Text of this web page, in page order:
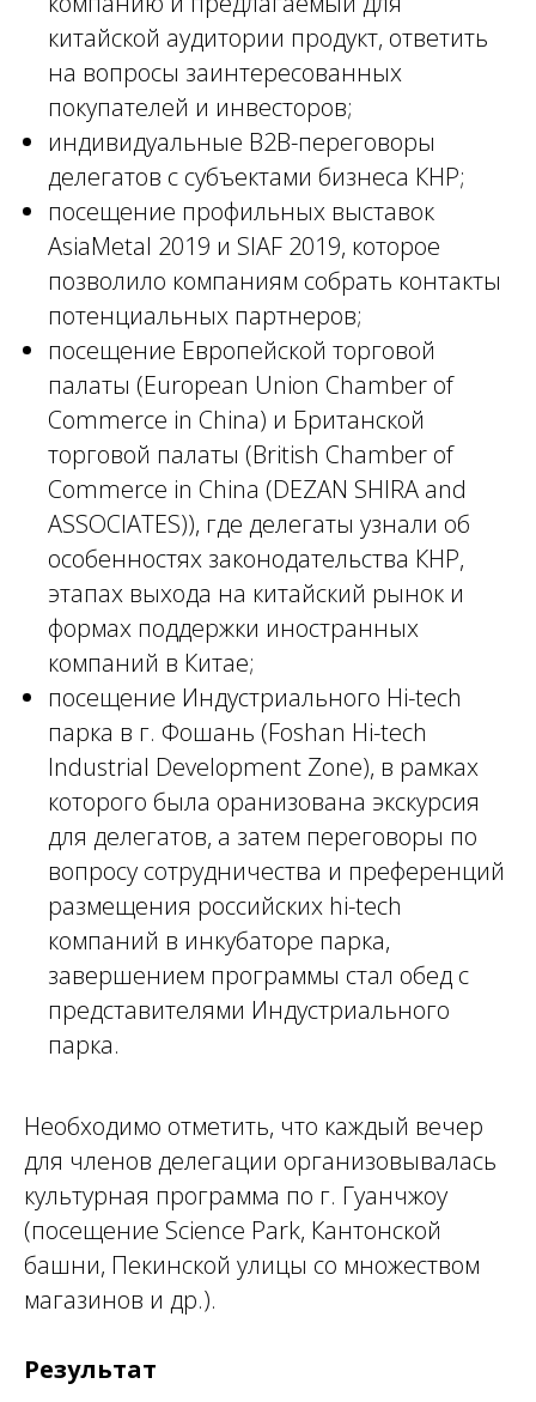
китайской аудитории продукт, ответить
на вопросы заинтересованных
покупателей и инвесторов;
индивидуальные B2B-переговоры
делегатов с субъектами бизнеса КНР;
посещение профильных выставок
AsiaMetal 2019 и SIAF 2019, которое
позволило компаниям собрать контакты
потенциальных партнеров;
посещение Европейской торговой
палаты (European Union Chamber of
Commerce in China) и Британской
торговой палаты (British Chamber of
Commerce in China (DEZAN SHIRA and
ASSOCIATES)), где делегаты узнали об
особенностях законодательства КНР,
этапах выхода на китайский рынок и
формах поддержки иностранных
компаний в Китае;
посещение Индустриального Hi-tech
парка в г. Фошань (Foshan Hi-tech
Industrial Development Zone), в рамках
которого была оранизована экскурсия
для делегатов, а затем переговоры по
вопросу сотрудничества и преференций
размещения российских hi-tech
компаний в инкубаторе парка,
завершением программы стал обед с
представителями Индустриального
парка.
Необходимо отметить, что каждый вечер
для членов делегации организовывалась
культурная программа по г. Гуанчжоу
(посещение Science Park, Кантонской
башни, Пекинской улицы со множеством
магазинов и др.).
Результат